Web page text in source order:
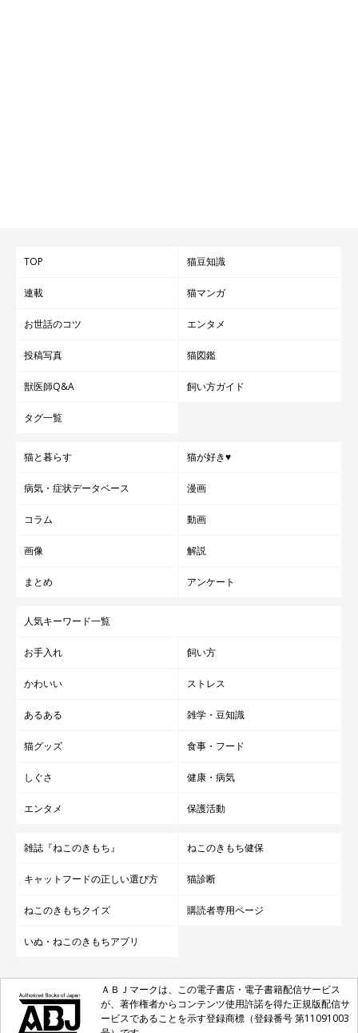
Catton担当者：
らめいたことから名付けました。かわいいネーミング同様、
Cattonがみなさまに愛されるブランドであることを願っていま
ヘキサゴン 六角形 ネッコレス
猫の殺処分のない世の中を目指して、楽しい猫助けの輪を広げて
ーをきっかけに、保護猫について改めて考える人もいることでし
ょう。
Cattonの保護猫活動の様子や、素敵なジュエリーについては、
式サイトやInstagramでチェックしてみてくださいね。
Catton公式サイト
TOP 猫豆知識
連載 猫マンガ
お世話のコツ エンタメ
投稿写真 猫図鑑
獣医師Q&A 飼い方ガイド
タグ一覧
猫と暮らす 猫が好き♥
病気・症状データベース 漫画
コラム 動画
画像 解説
まとめ アンケート
人気キーワード一覧
お手入れ 飼い方
かわいい ストレス
あるある 雑学・豆知識
猫グッズ 食事・フード
しぐさ 健康・病気
エンタメ 保護活動
雑誌『ねこのきもち』 ねこのきもち健保
キャットフードの正しい選び方 猫診断
ねこのきもちクイズ 購読者専用ページ
いぬ・ねこのきもちアプリ
ＡＢＪマークは、この電子書店・電子書籍配信サービス
が、著作権者からコンテンツ使用許諾を得た正規版配信サ
ービスであることを示す登録商標（登録番号 第11091003